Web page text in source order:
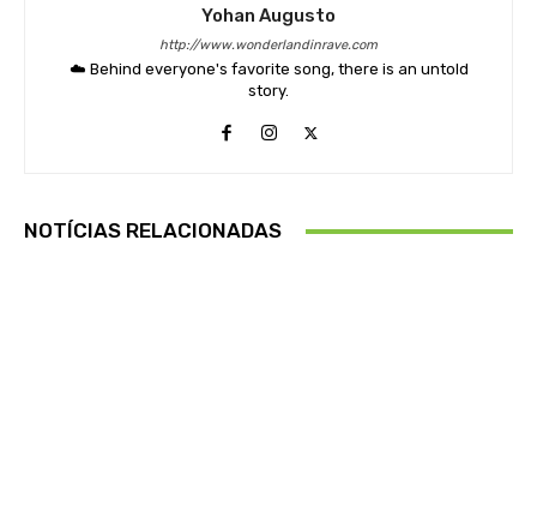
Yohan Augusto
http://www.wonderlandinrave.com
☁️ Behind everyone's favorite song, there is an untold
story.
NOTÍCIAS RELACIONADAS